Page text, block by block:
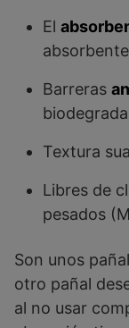
El
Barreras
Textura
Libres de
pesados
Son unos
otro pañal
al no usar